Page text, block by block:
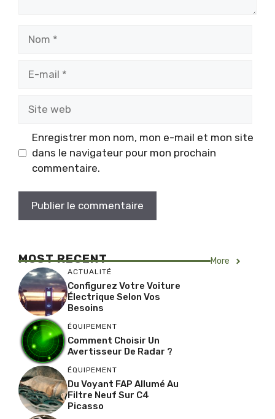
mail
web
Enregistrer mon nom, mon e-mail et mon site
dans le navigateur pour mon prochain
commentaire.
MOST RECENT More
ACTUALITÉ
Configurez Votre Voiture
Électrique Selon Vos
Besoins
ÉQUIPEMENT
Comment Choisir Un
Avertisseur De Radar ?
ÉQUIPEMENT
Du Voyant FAP Allumé Au
Filtre Neuf Sur C4
Picasso